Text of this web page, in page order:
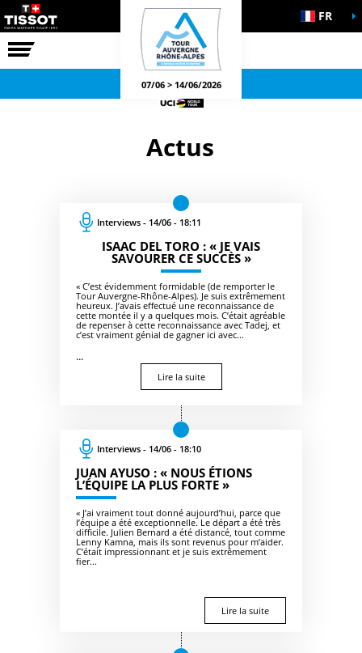
COURSE
OFFICIELS FR
07/06 > 14/06/2026
Actus
Interviews - 14/06 - 18:11
ISAAC DEL TORO : « JE VAIS
SAVOURER CE SUCCÈS »
« C’est évidemment formidable (de remporter le
Tour Auvergne-Rhône-Alpes). Je suis extrêmement
heureux. J’avais effectué une reconnaissance de
cette montée il y a quelques mois. C’était agréable
de repenser à cette reconnaissance avec Tadej, et
c’est vraiment génial de gagner ici avec...
...
Lire la suite
Interviews - 14/06 - 18:10
JUAN AYUSO : « NOUS ÉTIONS
L’ÉQUIPE LA PLUS FORTE »
« J’ai vraiment tout donné aujourd’hui, parce que
l’équipe a été exceptionnelle. Le départ a été très
difficile. Julien Bernard a été distancé, tout comme
Lenny Kamna, mais ils sont revenus pour m’aider.
C’était impressionnant et je suis extrêmement
fier...
Lire la suite